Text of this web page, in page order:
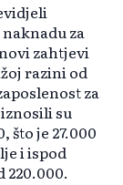
za
zahtjevi
razini od
za
su
što je 27.000
i ispod
220.000.